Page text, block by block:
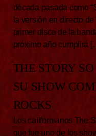
década pasada como
la versión en directo
primer disco de la
próximo año cumplirá
THE STORY
SU SHOW
ROCKS
Los californianos The
que fue uno de los